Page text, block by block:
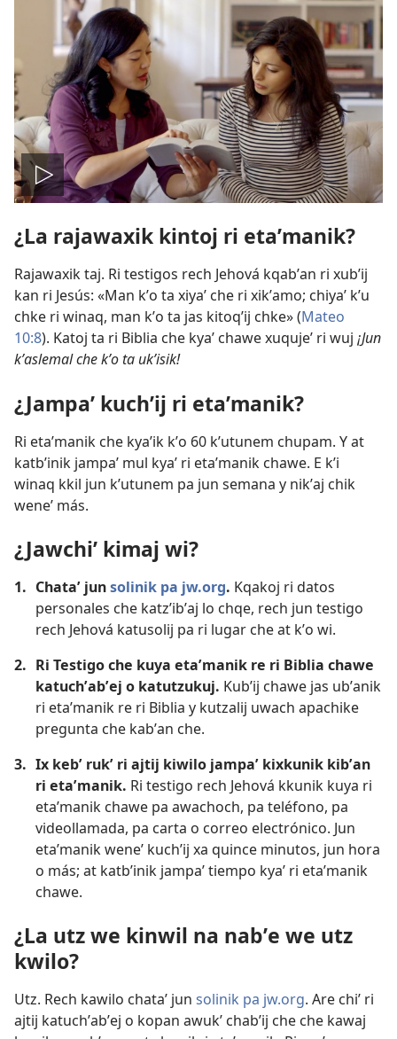
Play
video
¿La rajawaxik kintoj ri etaʼmanik?
Rajawaxik taj. Ri testigos rech Jehová kqabʼan ri xubʼij
kan ri Jesús: «Man kʼo ta xiyaʼ che ri xikʼamo; chiyaʼ kʼu
chke ri winaq, man kʼo ta jas kitoqʼij chke» (Mateo
10:8). Katoj ta ri Biblia che kyaʼ chawe xuqujeʼ ri wuj ¡Jun
kʼaslemal che kʼo ta ukʼisik!
¿Jampaʼ kuchʼij ri etaʼmanik?
Ri etaʼmanik che kyaʼik kʼo 60 kʼutunem chupam. Y at
katbʼinik jampaʼ mul kyaʼ ri etaʼmanik chawe. E kʼi
winaq kkil jun kʼutunem pa jun semana y nikʼaj chik
weneʼ más.
¿Jawchiʼ kimaj wi?
1. Chataʼ junsolinik pa jw.org. Kqakoj ri datos
personales che katzʼibʼaj lo chqe, rech jun testigo
rech Jehová katusolij pa ri lugar che at kʼo wi.
2. Ri Testigo che kuya etaʼmanik re ri Biblia chawe
katuchʼabʼej o katutzukuj. Kubʼij chawe jas ubʼanik
ri etaʼmanik re ri Biblia y kutzalij uwach apachike
pregunta che kabʼan che.
3. Ix kebʼ rukʼ ri ajtij kiwilo jampaʼ kixkunik kibʼan
ri etaʼmanik. Ri testigo rech Jehová kkunik kuya ri
etaʼmanik chawe pa awachoch, pa teléfono, pa
videollamada, pa carta o correo electrónico. Jun
etaʼmanik weneʼ kuchʼij xa quince minutos, jun hora
o más; at katbʼinik jampaʼ tiempo kyaʼ ri etaʼmanik
chawe.
¿La utz we kinwil na nabʼe we utz
kwilo?
Utz. Rech kawilo chataʼ jun solinik pa jw.org. Are chiʼ ri
ajtij katuchʼabʼej o kopan awukʼ chabʼij che che kawaj